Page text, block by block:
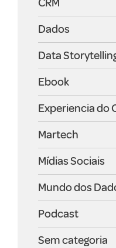
Dados
Data
Ebook
Experiencia do
Martech
Mídias Sociais
Mundo dos
Podcast
Sem categoria